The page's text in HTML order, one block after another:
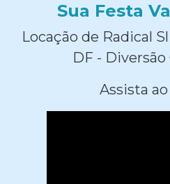
Sua Festa
Locação de Radical
DF -
Assista